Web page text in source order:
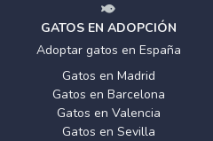
GATOS EN ADOPCIÓN
Adoptar gatos en España
Gatos en Madrid
Gatos en Barcelona
Gatos en Valencia
Gatos en Sevilla